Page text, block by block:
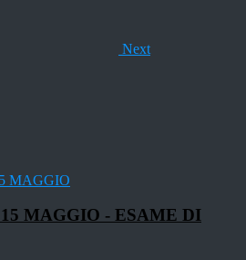
Next
MAGGIO - ESAME DI